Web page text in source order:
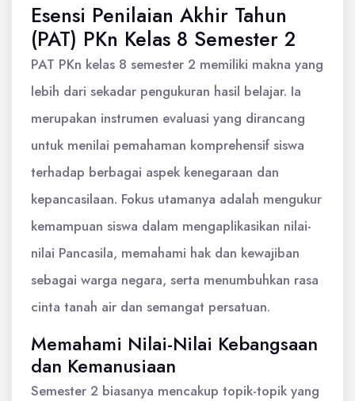
Esensi Penilaian Akhir Tahun
(PAT) PKn Kelas 8 Semester 2
PAT PKn kelas 8 semester 2 memiliki makna yang
lebih dari sekadar pengukuran hasil belajar. Ia
merupakan instrumen evaluasi yang dirancang
untuk menilai pemahaman komprehensif siswa
terhadap berbagai aspek kenegaraan dan
kepancasilaan. Fokus utamanya adalah mengukur
kemampuan siswa dalam mengaplikasikan nilai-
nilai Pancasila, memahami hak dan kewajiban
sebagai warga negara, serta menumbuhkan rasa
cinta tanah air dan semangat persatuan.
Memahami Nilai-Nilai Kebangsaan
dan Kemanusiaan
Semester 2 biasanya mencakup topik-topik yang